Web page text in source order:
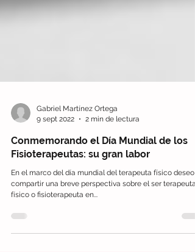
9 sept 2022
2 min de lectura
Conmemorando el Día Mundial de los
Fisioterapeutas: su gran labor
En el marco del día mundial del terapeuta físico deseo
físico o fisioterapeuta en...